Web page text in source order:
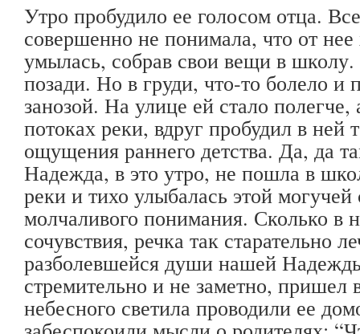
Утро пробудило ее голосом отца.
совершенно не понимала, что от нее
умылась, собрав свои вещи в
позади. Но в груди, что-то болело и
занозой. На улице ей стало
потоках реки, вдруг пробудил в ней
ощущения раннего детства. Да, да
Надежда, в это утро, не пошла в
реки и тихо улыбалась этой
молчаливого понимания. Сколько в
сочувствия, речка так старательно
разболевшейся души нашей
стремительно и не заметно, пришел
небесного светила проводили ее